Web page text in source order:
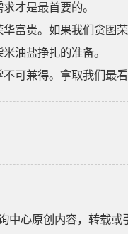
才是最首要的。
富贵。如果我们贪图
油盐挣扎的准备。
可兼得。拿取我们最
中心原创内容，转载